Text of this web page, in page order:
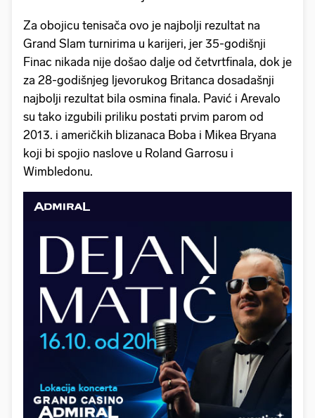
Za obojicu tenisača ovo je najbolji rezultat na
Grand Slam turnirima u karijeri, jer 35-godišnji
Finac nikada nije došao dalje od četvrtfinala, dok je
za 28-godišnjeg ljevorukog Britanca dosadašnji
najbolji rezultat bila osmina finala. Pavić i Arevalo
su tako izgubili priliku postati prvim parom od
2013. i američkih blizanaca Boba i Mikea Bryana
koji bi spojio naslove u Roland Garrosu i
Wimbledonu.